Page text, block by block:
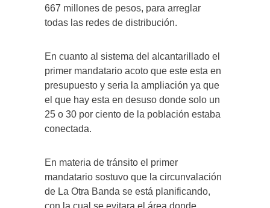
667 millones de pesos, para arreglar
todas las redes de distribución.
En cuanto al sistema del alcantarillado el
primer mandatario acoto que este esta en
presupuesto y seria la ampliación ya que
el que hay esta en desuso donde solo un
25 o 30 por ciento de la población estaba
conectada.
En materia de tránsito el primer
mandatario sostuvo que la circunvalación
de La Otra Banda se está planificando,
con la cual se evitara el área donde